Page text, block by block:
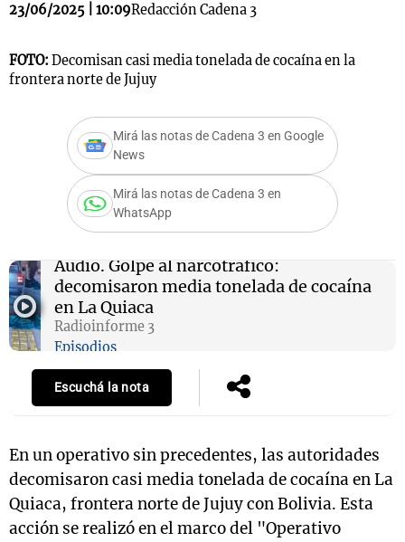
23/06/2025 | 10:09Redacción Cadena 3
FOTO: Decomisan casi media tonelada de cocaína en la
frontera norte de Jujuy
Mirá las notas de Cadena 3 en Google
News
Mirá las notas de Cadena 3 en
WhatsApp
Audio. Golpe al narcotráfico:
decomisaron media tonelada de cocaína
en La Quiaca
Radioinforme 3
Episodios
Escuchá la nota
En un operativo sin precedentes, las autoridades
decomisaron casi media tonelada de cocaína en La
Quiaca, frontera norte de Jujuy con Bolivia. Esta
acción se realizó en el marco del "Operativo
Mundial 2026
La Sole en
Cadena 3